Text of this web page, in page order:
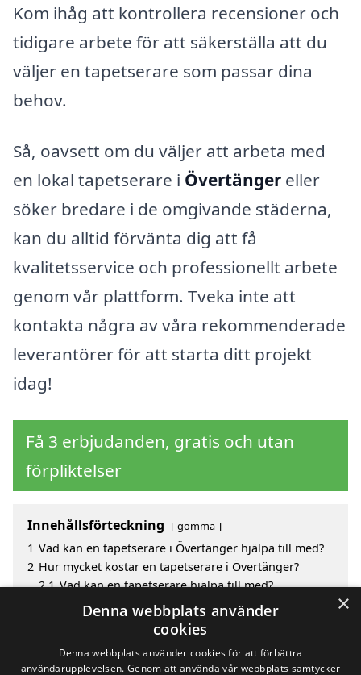
Kom ihåg att kontrollera recensioner och
tidigare arbete för att säkerställa att du
väljer en tapetserare som passar dina
behov.
Så, oavsett om du väljer att arbeta med
en lokal tapetserare i Övertänger eller
söker bredare i de omgivande städerna,
kan du alltid förvänta dig att få
kvalitetsservice och professionellt arbete
genom vår plattform. Tveka inte att
kontakta några av våra rekommenderade
leverantörer för att starta ditt projekt
idag!
Få 3 erbjudanden, gratis och utan
förpliktelser
Innehållsförteckning gömma
1 Vad kan en tapetserare i Övertänger hjälpa till med?
2 Hur mycket kostar en tapetserare i Övertänger?
2.1 Vad kan en tapetserare hjälpa till med?
Fördelar med att välja tapetserare i Övertänger
Sök efter en skicklig tapetserare i de omgivande
×
Denna webbplats använder
cookies
Denna webbplats använder cookies för att förbättra
användarupplevelsen. Genom att använda vår webbplats samtycker